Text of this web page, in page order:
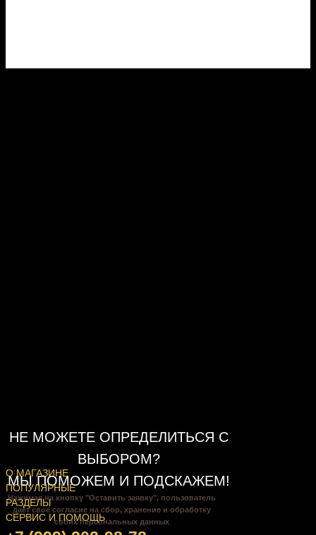
НЕ МОЖЕТЕ ОПРЕДЕЛИТЬСЯ С
ВЫБОРОМ?
МЫ ПОМОЖЕМ И ПОДСКАЖЕМ!
Нажимая на кнопку "Оставить заявку", пользователь
даёт своё согласие на сбор, хранение и обработку
своих персональных данных
О МАГАЗИНЕ
ПОПУЛЯРНЫЕ
РАЗДЕЛЫ
СЕРВИС И ПОМОЩЬ